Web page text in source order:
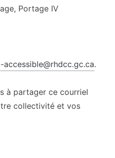
Portage IV
accessible@rhdcc.gc.ca.
à partager ce courriel
collectivité et vos